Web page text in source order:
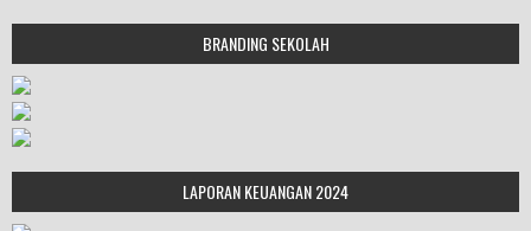
BRANDING SEKOLAH
LAPORAN KEUANGAN 2024